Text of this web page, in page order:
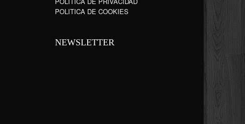
POLITICA DE COOKIES
NEWSLETTER